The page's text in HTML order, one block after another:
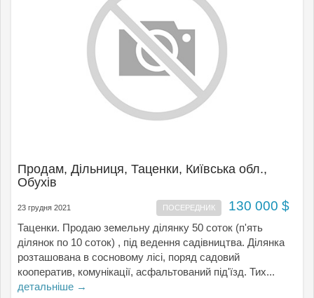
Продам, Дільниця, Таценки, Київська обл.,
Обухів
23 грудня 2021 ПОСЕРЕДНИК 130 000 $
Таценки. Продаю земельну ділянку 50 соток (п'ять
ділянок по 10 соток) , під ведення садівництва. Ділянка
розташована в сосновому лісі, поряд садовий
кооператив, комунікації, асфальтований під'їзд. Тих...
детальніше →